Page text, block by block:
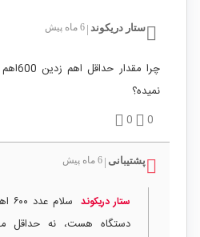
ستار دریکوند 6 ماه پیش
نمیده؟
0
0
پشتیبانی 6 ماه پیش
ستار دریکوند
دستگاه هست، نه حداقل